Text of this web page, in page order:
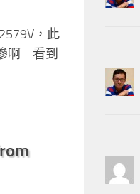
，此
啊… 看到